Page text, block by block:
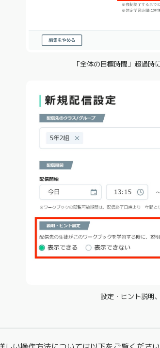
「全体の目標時間」超過時
設定・ヒント説明